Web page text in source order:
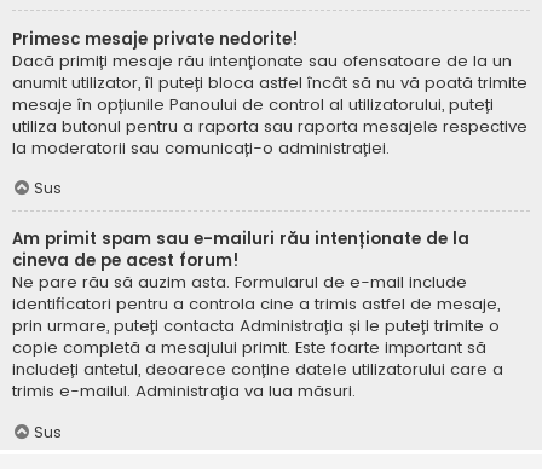
Primesc mesaje private nedorite!
Dacă primiți mesaje rău intenționate sau ofensatoare de la un
anumit utilizator, îl puteți bloca astfel încât să nu vă poată trimite
mesaje în opțiunile Panoului de control al utilizatorului, puteți
utiliza butonul pentru a raporta sau raporta mesajele respective
la moderatorii sau comunicați-o administrației.
Sus
Am primit spam sau e-mailuri rău intenționate de la
cineva de pe acest forum!
Ne pare rău să auzim asta. Formularul de e-mail include
identificatori pentru a controla cine a trimis astfel de mesaje,
prin urmare, puteți contacta Administrația și le puteți trimite o
copie completă a mesajului primit. Este foarte important să
includeți antetul, deoarece conține datele utilizatorului care a
trimis e-mailul. Administrația va lua măsuri.
Sus